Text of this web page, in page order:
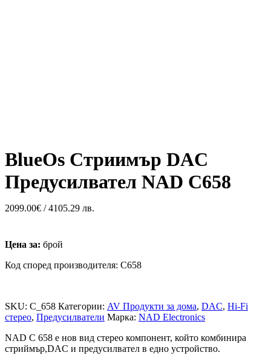
BlueOs Стриимър DAC
Предусилвател NAD C658
2099.00€ / 4105.29 лв.
Цена за: брой
Код според производителя: C658
SKU: C_658 Категории: AV Продукти за дома, DAC, Hi-Fi
стерео, Предусилватели Марка: NAD Electronics
NAD C 658 е нов вид стерео компонент, който комбинира
стриймър,DAC и предусилвател в едно устройство.